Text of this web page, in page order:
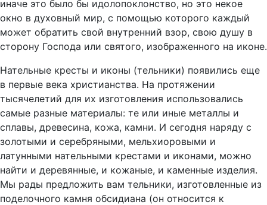
иначе это было бы идолопоклонство, но это некое
окно в духовный мир, с помощью которого каждый
может обратить свой внутренний взор, свою душу в
сторону Господа или святого, изображенного на иконе.
Нательные кресты и иконы (тельники) появились еще
в первые века христианства. На протяжении
тысячелетий для их изготовления использовались
самые разные материалы: те или иные металлы и
сплавы, древесина, кожа, камни. И сегодня наряду с
золотыми и серебряными, мельхиоровыми и
латунными нательными крестами и иконами, можно
найти и деревянные, и кожаные, и каменные изделия.
Мы рады предложить вам тельники, изготовленные из
поделочного камня обсидиана (он относится к